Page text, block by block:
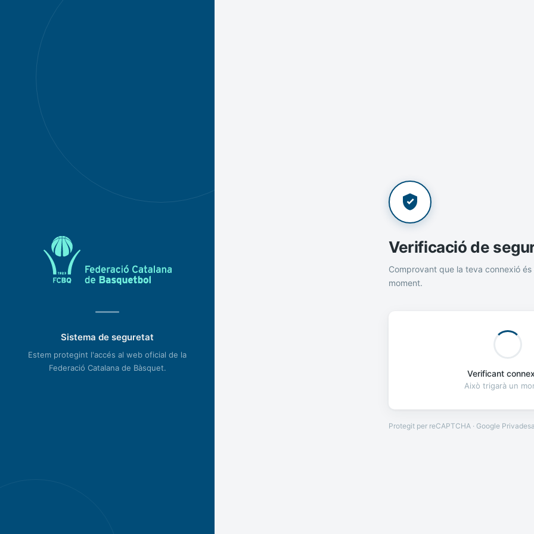
Sistema de seguretat
Estem protegint l'accés al web oficial de la
Federació Catalana de Bàsquet.
Verificació de
Comprovant que la teva connexió és
moment.
Verificant
Això trigarà un
Protegit per reCAPTCHA · Google Privadesa